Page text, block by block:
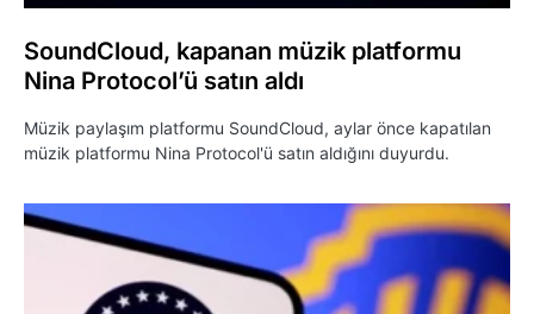
SoundCloud, kapanan müzik platformu
Nina Protocol’ü satın aldı
Müzik paylaşım platformu SoundCloud, aylar önce kapatılan
müzik platformu Nina Protocol'ü satın aldığını duyurdu.